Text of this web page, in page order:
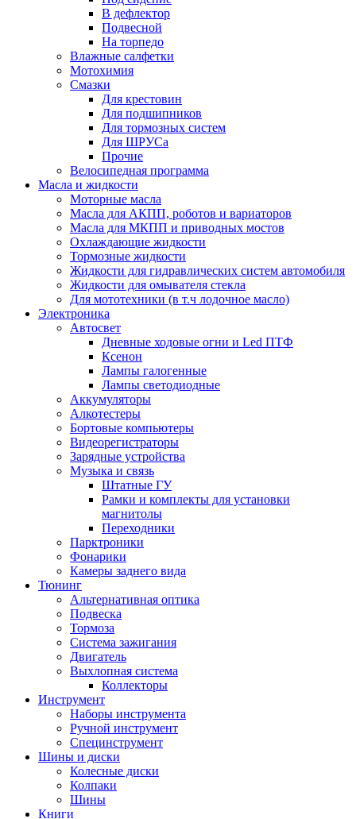
В дефлектор
Подвесной
На торпедо
Влажные салфетки
Мотохимия
Смазки
Для крестовин
Для подшипников
Для тормозных систем
Для ШРУСа
Прочие
Велосипедная программа
Масла и жидкости
Моторные масла
Масла для АКПП, роботов и вариаторов
Масла для МКПП и приводных мостов
Охлаждающие жидкости
Тормозные жидкости
Жидкости для гидравлических систем автомобиля
Жидкости для омывателя стекла
Для мототехники (в т.ч лодочное масло)
Электроника
Автосвет
Дневные ходовые огни и Led ПТФ
Ксенон
Лампы галогенные
Лампы светодиодные
Аккумуляторы
Алкотестеры
Бортовые компьютеры
Видеорегистраторы
Зарядные устройства
Музыка и связь
Штатные ГУ
Рамки и комплекты для установки
магнитолы
Переходники
Парктроники
Фонарики
Камеры заднего вида
Тюнинг
Альтернативная оптика
Подвеска
Тормоза
Система зажигания
Двигатель
Выхлопная система
Коллекторы
Инструмент
Наборы инструмента
Ручной инструмент
Специнструмент
Шины и диски
Колесные диски
Колпаки
Шины
Книги